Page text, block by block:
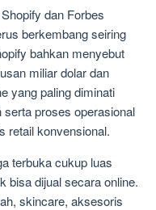
dan Forbes
berkembang seiring
bahkan menyebut
miliar dolar dan
yang paling diminati
proses operasional
retail konvensional.
terbuka cukup luas
bisa dijual secara online.
skincare, aksesoris